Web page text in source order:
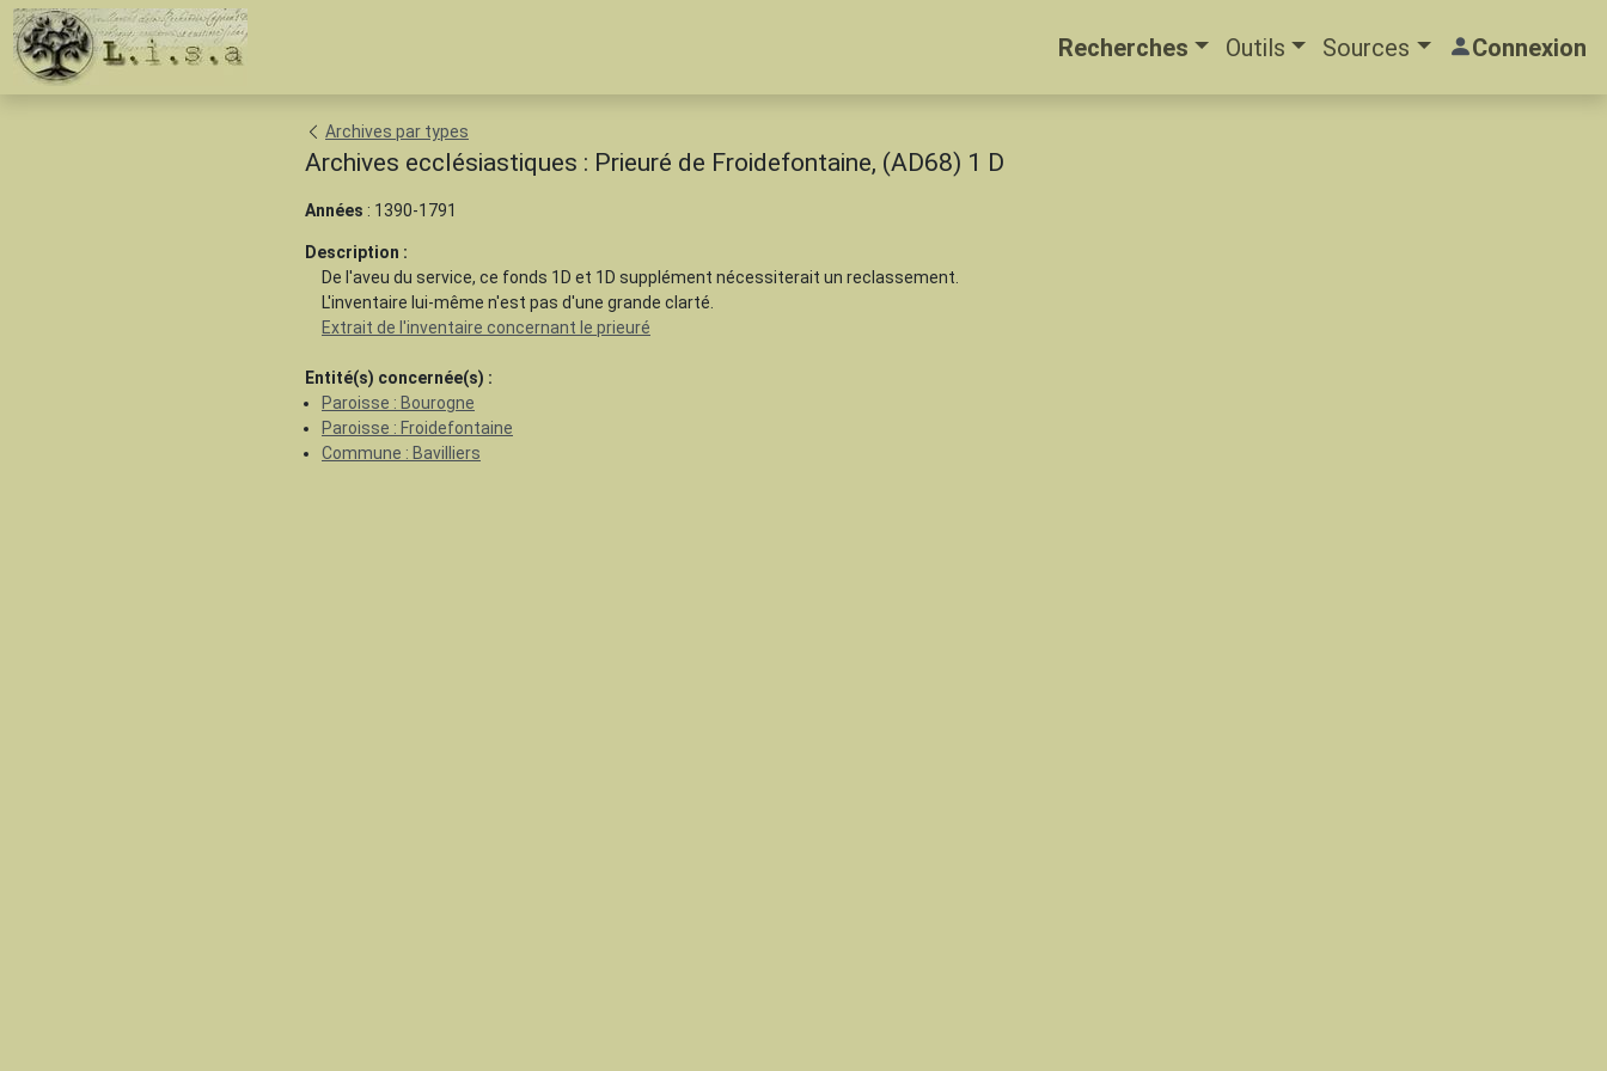
Recherches Outils Sources Connexion
Archives par types
Archives ecclésiastiques : Prieuré de Froidefontaine, (AD68) 1 D
Années : 1390-1791
Description :
De l'aveu du service, ce fonds 1D et 1D supplément nécessiterait un reclassement.
L'inventaire lui-même n'est pas d'une grande clarté.
Extrait de l'inventaire concernant le prieuré
Entité(s) concernée(s) :
Paroisse : Bourogne
Paroisse : Froidefontaine
Commune : Bavilliers